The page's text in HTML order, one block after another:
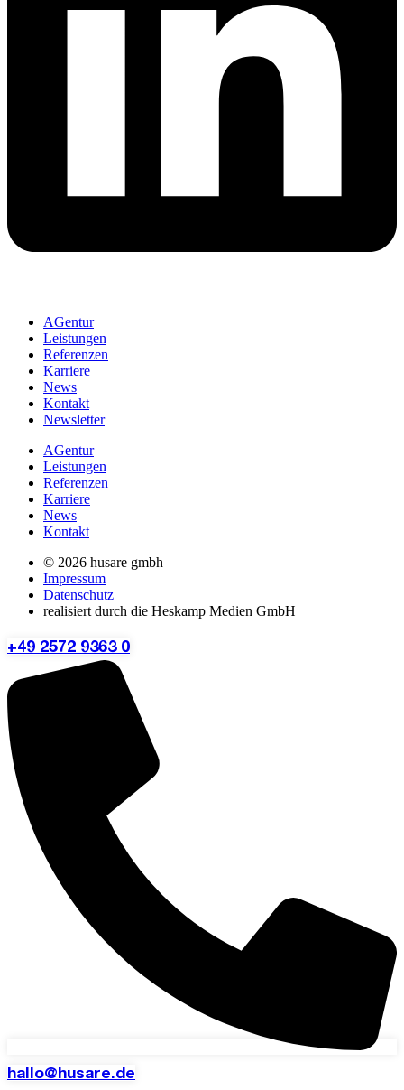
AGentur
Leistungen
Referenzen
Karriere
News
Kontakt
Newsletter
AGentur
Leistungen
Referenzen
Karriere
News
Kontakt
© 2026 husare gmbh
Impressum
Datenschutz
realisiert durch die Heskamp Medien GmbH
+49 2572 9363 0
hallo@husare.de